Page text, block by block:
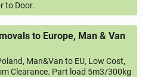
to Door.
to Europe, Man & Van
Man&Van to EU, Low Cost,
Clearance. Part load 5m3/300kg